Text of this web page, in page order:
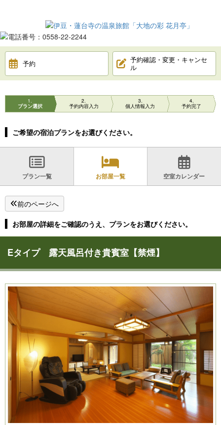
予約
予約確認・変更・キャンセ
ル
1
プラン選択
2
予約内容入力
3
個人情報入力
4
予約完了
ご希望の宿泊プランをお選びください。
プラン一覧 お部屋一覧 空室カレンダー
前のページへ
お部屋の詳細をご確認のうえ、プランをお選びください。
Eタイプ 露天風呂付き貴賓室【禁煙】